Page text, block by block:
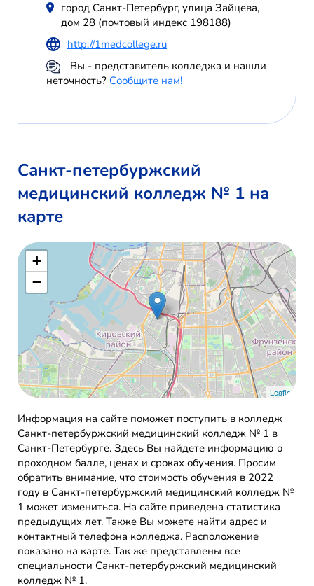
город Санкт-Петербург, улица Зайцева,
дом 28 (почтовый индекс 198188)
http://1medcollege.ru
Вы - представитель колледжа и нашли
неточность? Сообщите нам!
Санкт-петербуржский
медицинский колледж № 1 на
карте
+
−
Leaflet
Информация на сайте поможет поступить в колледж
Санкт-петербуржский медицинский колледж № 1 в
Санкт-Петербурге. Здесь Вы найдете информацию о
проходном балле, ценах и сроках обучения. Просим
обратить внимание, что стоимость обучения в 2022
году в Санкт-петербуржский медицинский колледж №
1 может измениться. На сайте приведена статистика
предыдущих лет. Также Вы можете найти адрес и
контактный телефона колледжа. Расположение
показано на карте. Так же представлены все
специальности Санкт-петербуржский медицинский
колледж № 1.